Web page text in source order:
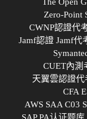
Zero-Point
CWNP認證代
Jamf認證 Jamf代
CUET內測
天翼雲認證代
CFA
AWS SAA C03
SAP PA认证题库